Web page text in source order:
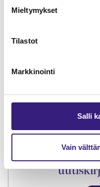
Mieltymykset
Tilastot
Markkinointi
Salli
Vain
Liity